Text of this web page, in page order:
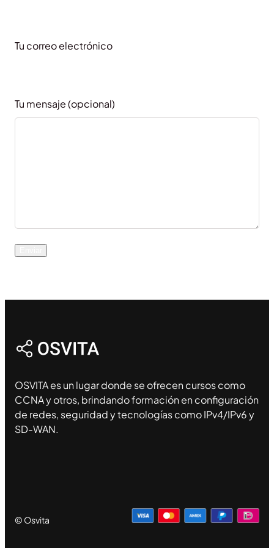
Tu correo electrónico
Tu mensaje (opcional)
Please leave this field empty.
OSVITA es un lugar donde se ofrecen cursos como
CCNA y otros, brindando formación en configuración
de redes, seguridad y tecnologías como IPv4/IPv6 y
SD-WAN.
© Osvita